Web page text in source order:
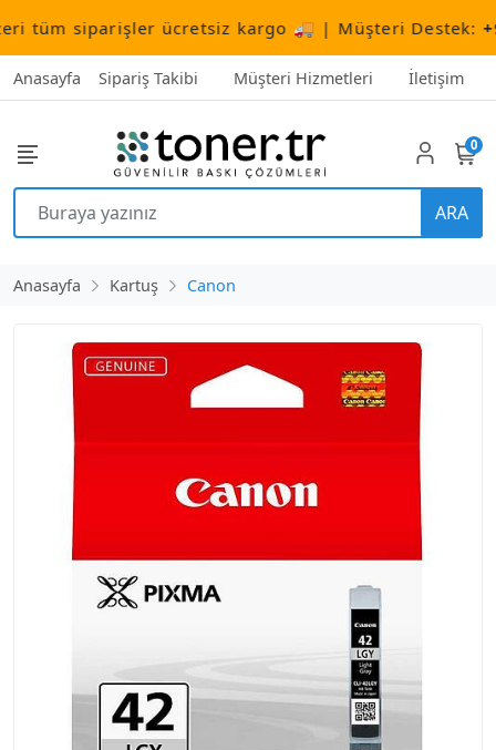
tüm siparişler ücretsiz kargo 🚚 | Müşteri Destek:+90
Anasayfa Sipariş Takibi Müşteri Hizmetleri İletişim
ARA
0
Anasayfa Kartuş Canon